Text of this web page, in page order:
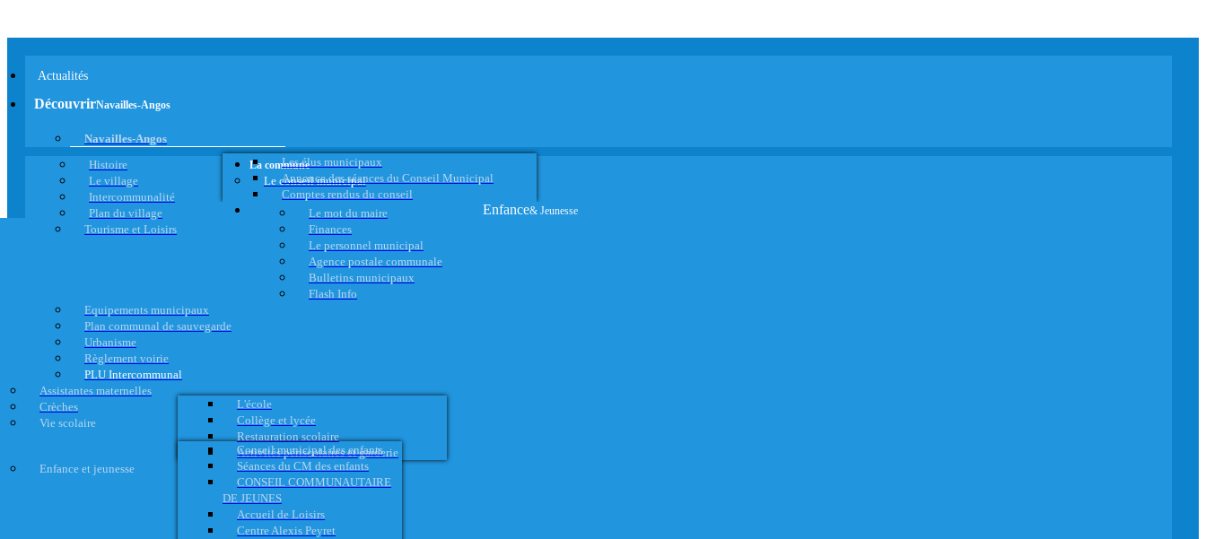
Actualités
DécouvrirNavailles-Angos
Navailles-Angos
Histoire
Le village
Intercommunalité
Plan du village
Tourisme et Loisirs
La commune
Le conseil municipal
Les élus municipaux
Annonce des séances du Conseil Municipal
Comptes rendus du conseil
Le mot du maire
Finances
Le personnel municipal
Agence postale communale
Bulletins municipaux
Flash Info
Equipements municipaux
Plan communal de sauvegarde
Urbanisme
Règlement voirie
PLU Intercommunal
Enfance& Jeunesse
Assistantes maternelles
Crèches
Vie scolaire
L'école
Collège et lycée
Restauration scolaire
Activités périscolaires et garderie
Enfance et jeunesse
Conseil municipal des enfants
Séances du CM des enfants
CONSEIL COMMUNAUTAIRE
DE JEUNES
Accueil de Loisirs
Centre Alexis Peyret